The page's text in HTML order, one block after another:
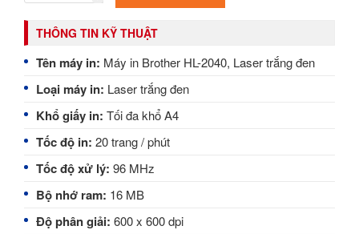
THÔNG TIN KỸ THUẬT
Tên máy in: Máy in Brother HL-2040, Laser trắng đen
Loại máy in: Laser trắng đen
Khổ giấy in: Tối đa khổ A4
Tốc độ in: 20 trang / phút
Tốc độ xử lý: 96 MHz
Bộ nhớ ram: 16 MB
Độ phân giải: 600 x 600 dpi